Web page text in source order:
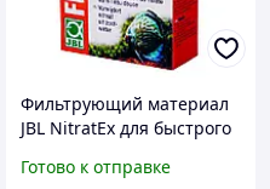
Фильтрующий материал
JBL NitratEx для быстрого
аквариумной воды. 250
Готово к отправке